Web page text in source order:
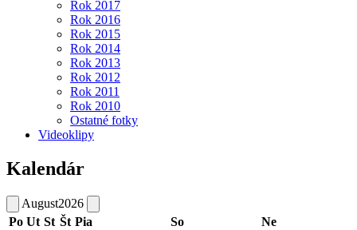
Rok 2017
Rok 2016
Rok 2015
Rok 2014
Rok 2013
Rok 2012
Rok 2011
Rok 2010
Ostatné fotky
Videoklipy
Kalendár
August2026
Po Ut St Št Pia So
Ne